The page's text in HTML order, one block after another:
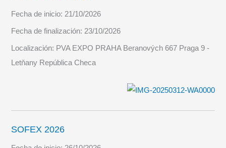
Fecha de inicio: 21/10/2026
Fecha de finalización: 23/10/2026
Localización: PVA EXPO PRAHA Beranových 667 Praga 9 -
Letňany República Checa
SOFEX 2026